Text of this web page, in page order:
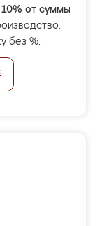
10% от суммы
без %.